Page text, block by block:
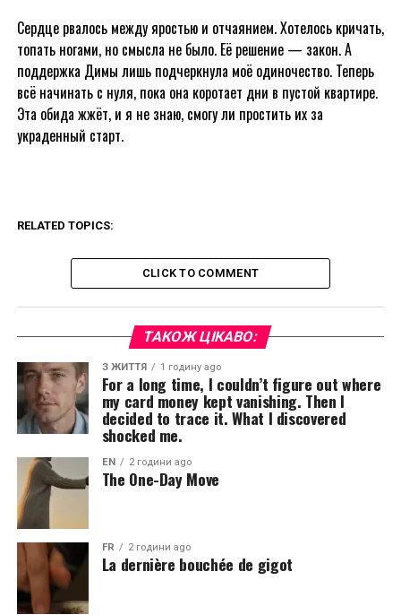
Сердце рвалось между яростью и отчаянием. Хотелось кричать,
топать ногами, но смысла не было. Её решение — закон. А
поддержка Димы лишь подчеркнула моё одиночество. Теперь
всё начинать с нуля, пока она коротает дни в пустой квартире.
Эта обида жжёт, и я не знаю, смогу ли простить их за
украденный старт.
RELATED TOPICS:
CLICK TO COMMENT
ТАКОЖ ЦІКАВО:
З ЖИТТЯ 1 годину ago
For a long time, I couldn’t figure out where
my card money kept vanishing. Then I
decided to trace it. What I discovered
shocked me.
EN 2 години ago
The One-Day Move
FR 2 години ago
La dernière bouchée de gigot